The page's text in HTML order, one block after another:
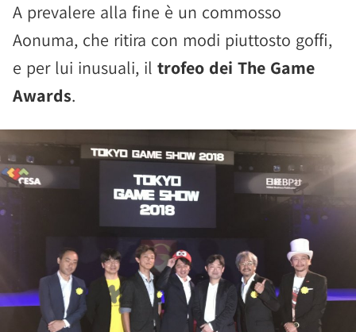
A prevalere alla fine è un commosso
Aonuma, che ritira con modi piuttosto goffi,
e per lui inusuali, il trofeo dei The Game
Awards.